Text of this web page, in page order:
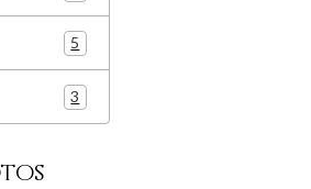
5
3